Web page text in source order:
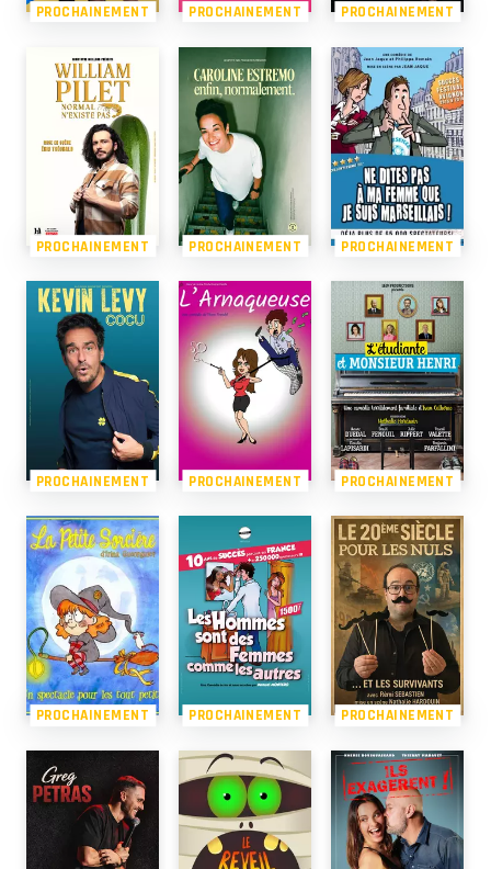
PROCHAINEMENT PROCHAINEMENT PROCHAINEMENT
PROCHAINEMENT PROCHAINEMENT PROCHAINEMENT
PROCHAINEMENT PROCHAINEMENT PROCHAINEMENT
PROCHAINEMENT PROCHAINEMENT PROCHAINEMENT